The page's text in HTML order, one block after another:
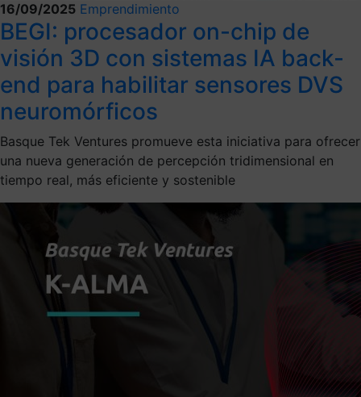
16/09/2025 Emprendimiento
BEGI: procesador on-chip de
visión 3D con sistemas IA back-
end para habilitar sensores DVS
neuromórficos
Basque Tek Ventures promueve esta iniciativa para ofrecer
una nueva generación de percepción tridimensional en
tiempo real, más eficiente y sostenible